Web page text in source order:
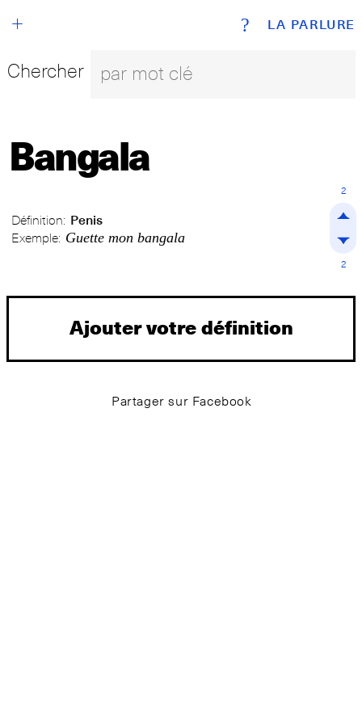
LA PARLURE
+ ?
Chercher
Bangala
Définition: Penis
Exemple: Guette mon bangala
2
2
Ajouter votre définition
Partager sur Facebook